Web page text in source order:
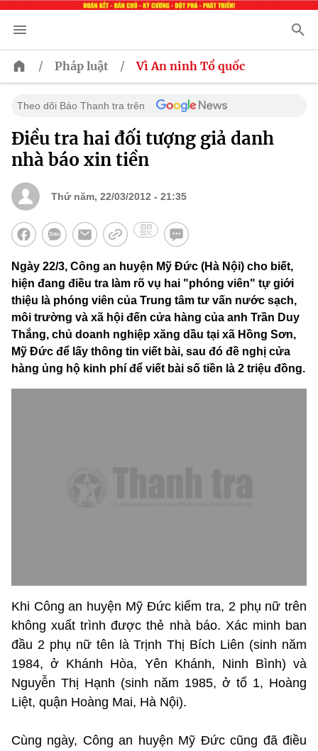
/ Pháp luật / Vì An ninh Tổ quốc
Theo dõi Báo Thanh tra trên
Điều tra hai đối tượng giả danh
nhà báo xin tiền
Thứ năm, 22/03/2012 - 21:35
Ngày 22/3, Công an huyện Mỹ Đức (Hà Nội) cho biết,
hiện đang điều tra làm rõ vụ hai "phóng viên" tự giới
thiệu là phóng viên của Trung tâm tư vấn nước sạch,
môi trường và xã hội đến cửa hàng của anh Trần Duy
Thắng, chủ doanh nghiệp xăng dầu tại xã Hồng Sơn,
Mỹ Đức để lấy thông tin viết bài, sau đó đề nghị cửa
hàng ủng hộ kinh phí để viết bài số tiền là 2 triệu đồng.
Khi Công an huyện Mỹ Đức kiểm tra, 2 phụ nữ trên
không xuất trình được thẻ nhà báo. Xác minh ban
đầu 2 phụ nữ tên là Trịnh Thị Bích Liên (sinh năm
1984, ở Khánh Hòa, Yên Khánh, Ninh Bình) và
Nguyễn Thị Hạnh (sinh năm 1985, ở tổ 1, Hoàng
Liệt, quận Hoàng Mai, Hà Nội).
Cùng ngày, Công an huyện Mỹ Đức cũng đã điều